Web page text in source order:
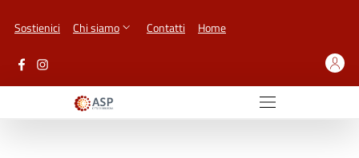
Sostienici Chi siamo Contatti Home